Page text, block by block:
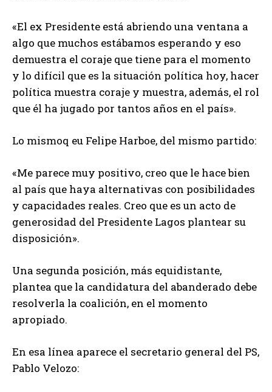
«El ex Presidente está abriendo una ventana a
algo que muchos estábamos esperando y eso
demuestra el coraje que tiene para el momento
y lo difícil que es la situación política hoy, hacer
política muestra coraje y muestra, además, el rol
que él ha jugado por tantos años en el país».
Lo mismoq eu Felipe Harboe, del mismo partido:
«Me parece muy positivo, creo que le hace bien
al país que haya alternativas con posibilidades
y capacidades reales. Creo que es un acto de
generosidad del Presidente Lagos plantear su
disposición».
Una segunda posición, más equidistante,
plantea que la candidatura del abanderado debe
resolverla la coalición, en el momento
apropiado.
En esa línea aparece el secretario general del PS,
Pablo Velozo: